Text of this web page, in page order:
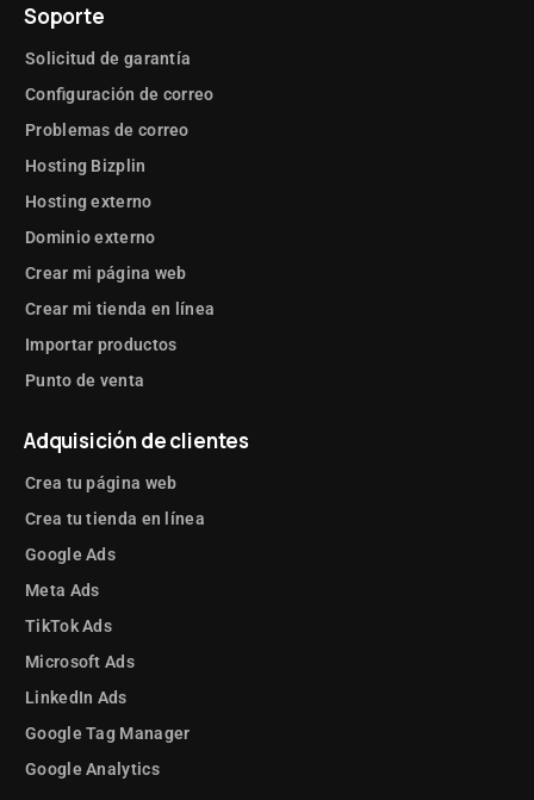
Soporte
Solicitud de garantía
Configuración de correo
Problemas de correo
Hosting Bizplin
Hosting externo
Dominio externo
Crear mi página web
Crear mi tienda en línea
Importar productos
Punto de venta
Adquisición de clientes
Crea tu página web
Crea tu tienda en línea
Google Ads
Meta Ads
TikTok Ads
Microsoft Ads
LinkedIn Ads
Google Tag Manager
Google Analytics